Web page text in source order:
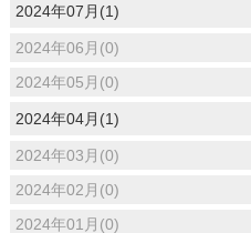
2024年07月(1)
2024年06月(0)
2024年05月(0)
2024年04月(1)
2024年03月(0)
2024年02月(0)
2024年01月(0)